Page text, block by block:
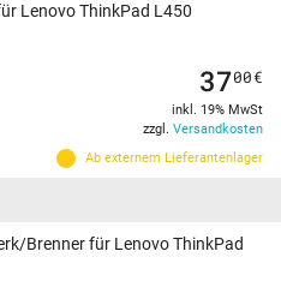
Lenovo ThinkPad L450
Ab externem Lieferantenlager
3700€
inkl. 19% MwSt
zzgl. Versandkosten
Brenner für Lenovo ThinkPad